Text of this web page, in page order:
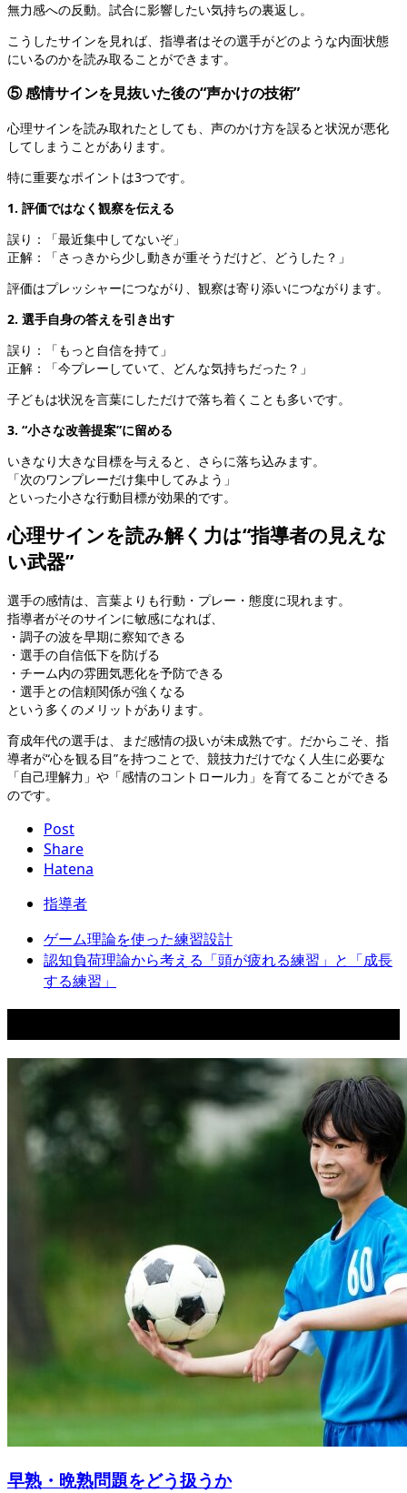
無力感への反動。試合に影響したい気持ちの裏返し。
こうしたサインを見れば、指導者はその選手がどのような内面状態
にいるのかを読み取ることができます。
⑤ 感情サインを見抜いた後の“声かけの技術”
心理サインを読み取れたとしても、声のかけ方を誤ると状況が悪化
してしまうことがあります。
特に重要なポイントは3つです。
1. 評価ではなく観察を伝える
誤り：「最近集中してないぞ」
正解：「さっきから少し動きが重そうだけど、どうした？」
評価はプレッシャーにつながり、観察は寄り添いにつながります。
2. 選手自身の答えを引き出す
誤り：「もっと自信を持て」
正解：「今プレーしていて、どんな気持ちだった？」
子どもは状況を言葉にしただけで落ち着くことも多いです。
3. “小さな改善提案”に留める
いきなり大きな目標を与えると、さらに落ち込みます。
「次のワンプレーだけ集中してみよう」
といった小さな行動目標が効果的です。
心理サインを読み解く力は“指導者の見えな
い武器”
選手の感情は、言葉よりも行動・プレー・態度に現れます。
指導者がそのサインに敏感になれば、
・調子の波を早期に察知できる
・選手の自信低下を防げる
・チーム内の雰囲気悪化を予防できる
・選手との信頼関係が強くなる
という多くのメリットがあります。
育成年代の選手は、まだ感情の扱いが未成熟です。だからこそ、指
導者が“心を観る目”を持つことで、競技力だけでなく人生に必要な
「自己理解力」や「感情のコントロール力」を育てることができる
のです。
Post
Share
Hatena
指導者
ゲーム理論を使った練習設計
認知負荷理論から考える「頭が疲れる練習」と「成長
する練習」
早熟・晩熟問題をどう扱うか